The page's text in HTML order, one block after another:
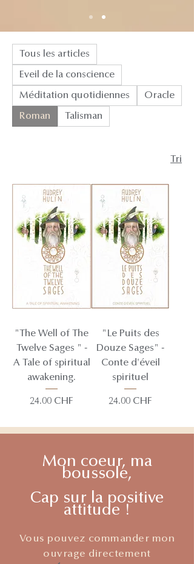
Tous les articles
Eveil de la conscience
Méditation quotidiennes Oracle
Roman Talisman
Tri
"The Well of The
Twelve Sages " -
A Tale of spiritual
awakening.
Prix
24.00 CHF
"Le Puits des
Douze Sages" -
Conte d'éveil
spirituel
Prix
24.00 CHF
Mon coeur, ma
boussole,
Cap sur la positive
attitude !
Vous pouvez commander mon
ouvrage directement